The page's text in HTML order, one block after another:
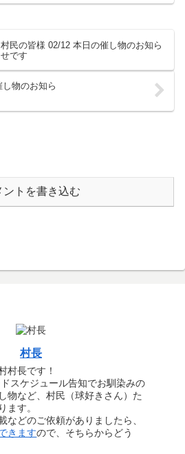
村民の皆様 02/12 本日の催し物のお知ら
せです
物のお知ら
ントを書き込む
村長
村長です！
スケジュール告知でお馴染みの
物など、村民（球好きさん）た
ます。
などのご依頼がありましたら、
きますので、そちらからどう